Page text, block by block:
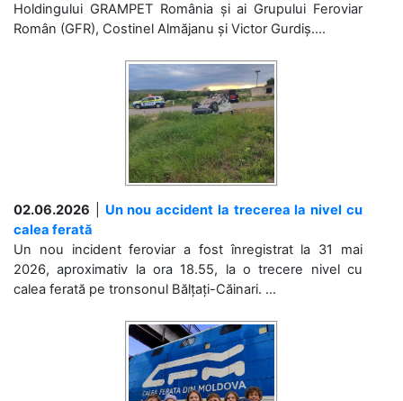
Holdingului GRAMPET România și ai Grupului Feroviar
Român (GFR), Costinel Almăjanu și Victor Gurdiș....
02.06.2026
Un nou accident la trecerea la nivel cu
calea ferată
Un nou incident feroviar a fost înregistrat la 31 mai
2026, aproximativ la ora 18.55, la o trecere nivel cu
calea ferată pe tronsonul Bălțați-Căinari. ...